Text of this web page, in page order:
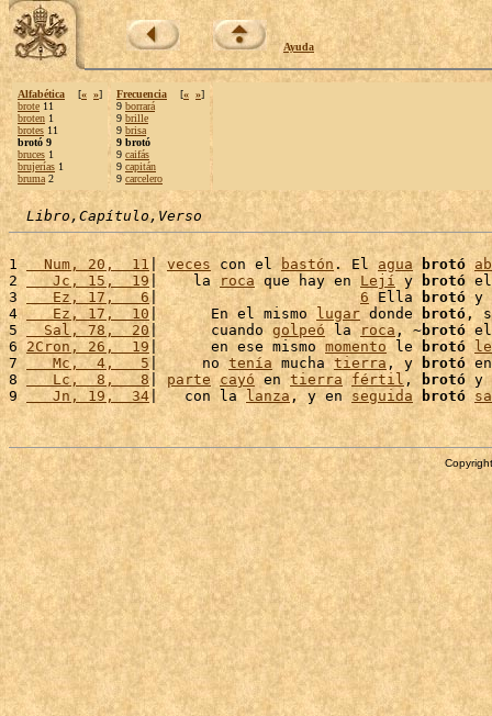
Ayuda
Alfabética [« »]
brote 11
broten 1
brotes 11
brotó 9
bruces 1
brujerías 1
bruma 2
Frecuencia [« »]
9 borrará
9 brille
9 brisa
9 brotó
9 caifás
9 capitán
9 carcelero
Libro,Capítulo,Verso
1
  Num, 20,  11
| veces con el bastón . El agua brotó
2
   Jc, 15,  19
|    la roca que hay en Lejí y brotó
3
   Ez, 17,   6
| 6 Ella brotó y
4
   Ez, 17,  10
|      En el mismo lugar donde brotó,
5
  Sal, 78,  20
|      cuando golpeó la roca , ~brotó
6 2Cron, 26,  19 |      en ese mismo momento le brotó
7
   Mc,  4,   5
|     no tenía mucha tierra , y brotó
8
   Lc,  8,   8
| parte cayó en tierra fértil , brotó y
9
   Jn, 19,  34
|   con la lanza, y en seguida brotó